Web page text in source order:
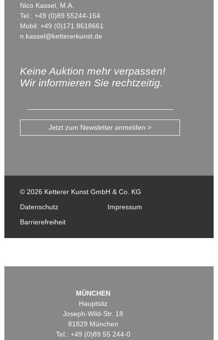
Nico Kassel, M.A.
Tel.: +49 (0)89 55244-164
Mobil: +49 (0)171 8618661
n.kassel@kettererkunst.de
Keine Auktion mehr verpassen!
Wir informieren Sie rechtzeitig.
Jetzt zum Newsletter anmelden >
© 2026 Ketterer Kunst GmbH & Co. KG
Datenschutz
Impressum
Barrierefreiheit
MÜNCHEN
Hauptsitz
Joseph-Wild-Str. 18
81829 München
Tel.: +49 (0)89 55 244-0